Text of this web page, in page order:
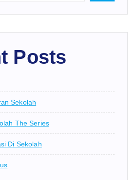
Posts
Sekolah
The Series
Di Sekolah